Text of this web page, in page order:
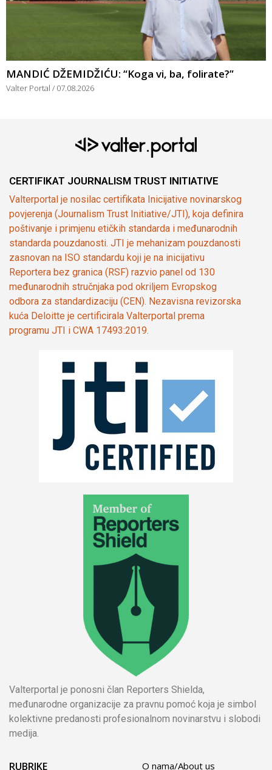
MANDIĆ DŽEMIDŽIĆU: “Koga vi, ba, folirate?”
Valter Portal 07.08.2026
CERTIFIKAT JOURNALISM TRUST INITIATIVE
Valterportal je nosilac certifikata Inicijative novinarskog
povjerenja (Journalism Trust Initiative/JTI), koja definira
poštivanje i primjenu etičkih standarda i međunarodnih
standarda pouzdanosti. JTI je mehanizam pouzdanosti
zasnovan na ISO standardu koji je na inicijativu
Reportera bez granica (RSF) razvio panel od 130
međunarodnih stručnjaka pod okriljem Evropskog
odbora za standardizaciju (CEN). Nezavisna revizorska
kuća Deloitte je certificirala Valterportal prema
programu JTI i CWA 17493:2019.
Valterportal je ponosni član Reporters Shielda,
međunarodne organizacije za pravnu pomoć koja je simbol
kolektivne predanosti profesionalnom novinarstvu i slobodi
medija.
RUBRIKE O nama/About us